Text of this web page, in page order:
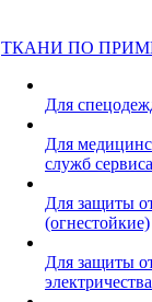
ТКАНИ ПО
Для
Для
служб сервиса
Для защиты
(огнестойкие)
Для защиты